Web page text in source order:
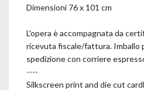
Dimensioni 76 x 101 cm
L'opera è accompagnata da
ricevuta fiscale/fattura. Imballo
spedizione con corriere
----
Silkscreen print and die cut